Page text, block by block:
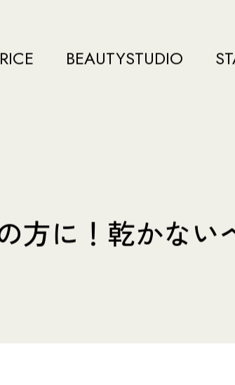
BEAUTYSTUDIO
方に！乾かない